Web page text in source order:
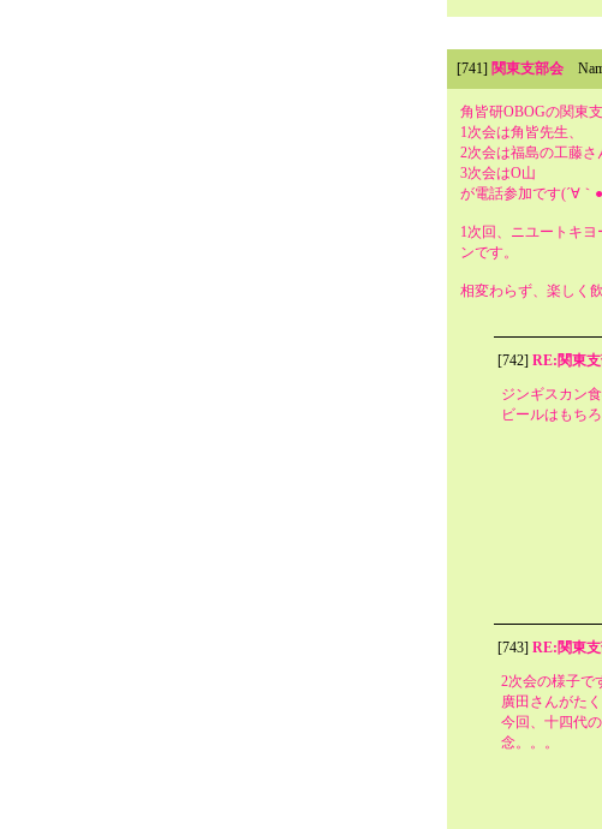
[741] 関東支部会
角皆研OBOGの関東
1次会は角皆先生、
2次会は福島の工藤さ
3次会はO山
が電話参加です(´∀｀●
1次回、ニユートキ
ンです。
相変わらず、楽しく
[742] RE:関東
ジンギスカン
ビールはもち
[743] RE:関東
2次会の様子で
廣田さんがた
今回、十四代
念。。。